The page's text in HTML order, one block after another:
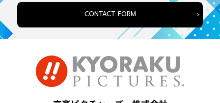
CONTACT FORM